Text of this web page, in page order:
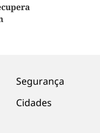
Segurança
Cidades